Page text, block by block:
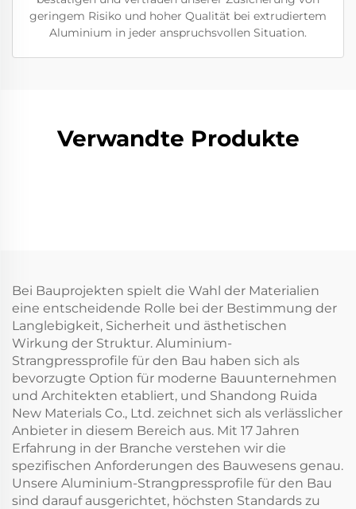
geringem Risiko und hoher Qualität bei extrudiertem
Aluminium in jeder anspruchsvollen Situation.
Verwandte Produkte
Bei Bauprojekten spielt die Wahl der Materialien
eine entscheidende Rolle bei der Bestimmung der
Langlebigkeit, Sicherheit und ästhetischen
Wirkung der Struktur. Aluminium-
Strangpressprofile für den Bau haben sich als
bevorzugte Option für moderne Bauunternehmen
und Architekten etabliert, und Shandong Ruida
New Materials Co., Ltd. zeichnet sich als verlässlicher
Anbieter in diesem Bereich aus. Mit 17 Jahren
Erfahrung in der Branche verstehen wir die
spezifischen Anforderungen des Bauwesens genau.
Unsere Aluminium-Strangpressprofile für den Bau
sind darauf ausgerichtet, höchsten Standards zu